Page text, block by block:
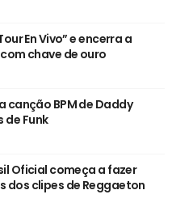
En Vivo” e encerra a
chave de ouro
canção BPM de Daddy
de Funk
Oficial começa a fazer
dos clipes de Reggaeton